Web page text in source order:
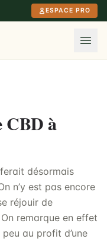
ESPACE PRO
CBD à
désormais
n’y est pas encore
réjouir de
remarque en effet
au profit d’une